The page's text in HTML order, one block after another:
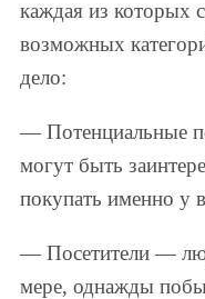
каждая из которых
возможных
дело:
— Потенциальные
могут быть
покупать именно у
— Посетители —
мере, однажды